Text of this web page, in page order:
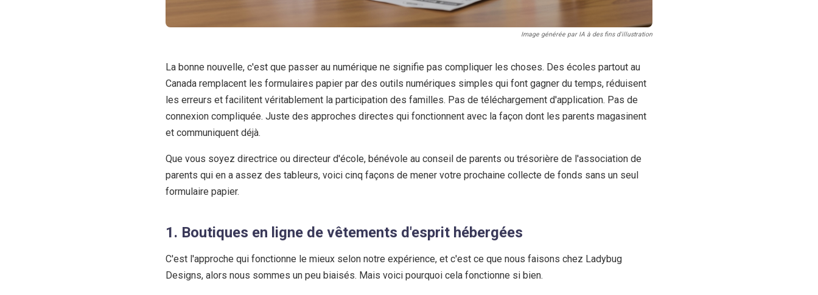
Image générée par IA à des fins d'illustration
La bonne nouvelle, c'est que passer au numérique ne signifie pas compliquer les choses. Des écoles partout au
Canada remplacent les formulaires papier par des outils numériques simples qui font gagner du temps, réduisent
les erreurs et facilitent véritablement la participation des familles. Pas de téléchargement d'application. Pas de
connexion compliquée. Juste des approches directes qui fonctionnent avec la façon dont les parents magasinent
et communiquent déjà.
Que vous soyez directrice ou directeur d'école, bénévole au conseil de parents ou trésorière de l'association de
parents qui en a assez des tableurs, voici cinq façons de mener votre prochaine collecte de fonds sans un seul
formulaire papier.
1. Boutiques en ligne de vêtements d'esprit hébergées
C'est l'approche qui fonctionne le mieux selon notre expérience, et c'est ce que nous faisons chez Ladybug
Designs, alors nous sommes un peu biaisés. Mais voici pourquoi cela fonctionne si bien.